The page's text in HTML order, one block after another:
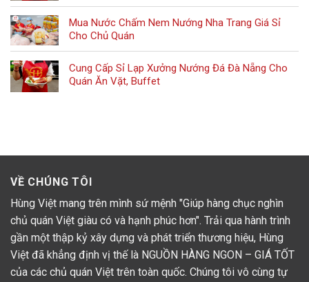
Mua Nước Chấm Nem Nướng Nha Trang Giá Sỉ
Cho Chủ Quán
Cung Cấp Sỉ Lạp Xưởng Nướng Đá Đà Nẵng Cho
Quán Ăn Vặt, Buffet
VỀ CHÚNG TÔI
Hùng Việt mang trên mình sứ mệnh "Giúp hàng chục nghìn
chủ quán Việt giàu có và hạnh phúc hơn". Trải qua hành trình
gần một thập kỷ xây dựng và phát triển thương hiệu, Hùng
Việt đã khẳng định vị thế là NGUỒN HÀNG NGON – GIÁ TỐT
của các chủ quán Việt trên toàn quốc. Chúng tôi vô cùng tự